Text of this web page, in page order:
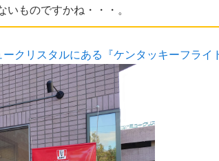
ものですかね・・・。
クリスタルにある『ケンタッキーフライ